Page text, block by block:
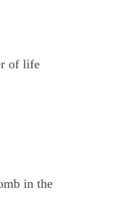
of life
in the